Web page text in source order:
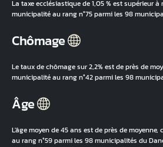
La taxe ecclésiastique de 1,05 % est supérieur à
municipalité au rang n°75 parmi les 98
Chômage
Le taux de chômage sur 2,2% est de près de
municipalité au rang n°42 parmi les 98
Âge
L'âge moyen de 45 ans est de près de
au rang n°59 parmi les 98 municipalités du